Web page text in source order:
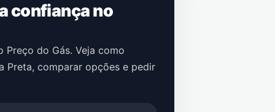
confiança no
do Gás. Veja como
Preta, comparar opções e pedir